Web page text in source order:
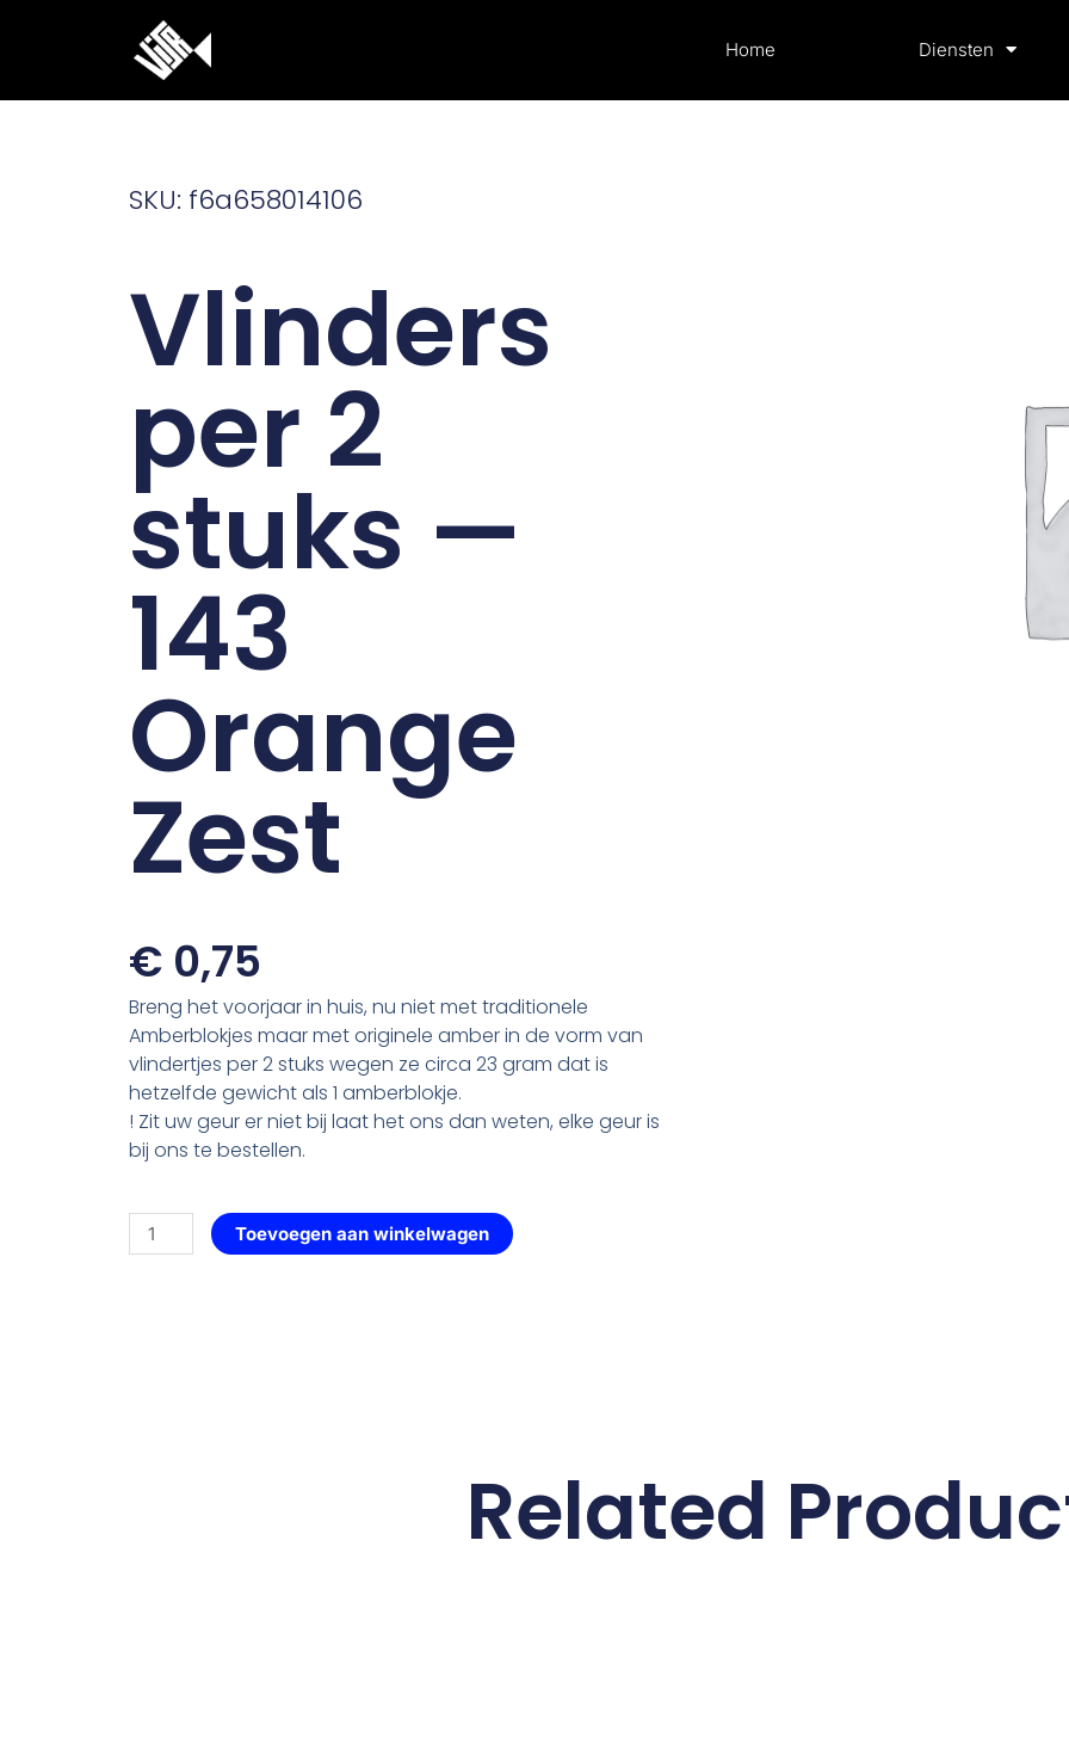
inhoud
Home Diensten
SKU: f6a658014106
Vlinders
per 2
stuks —
143
Orange
Zest
€0,75
Breng het voorjaar in huis, nu niet met traditionele
Amberblokjes maar met originele amber in de vorm van
vlindertjes per 2 stuks wegen ze circa 23 gram dat is
hetzelfde gewicht als 1 amberblokje.
! Zit uw geur er niet bij laat het ons dan weten, elke geur is
bij ons te bestellen.
Vlinders
per
Toevoegen aan winkelwagen
Related